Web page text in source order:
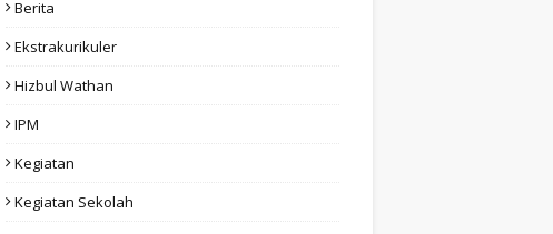
Berita
Ekstrakurikuler
Hizbul Wathan
IPM
Kegiatan
Kegiatan Sekolah